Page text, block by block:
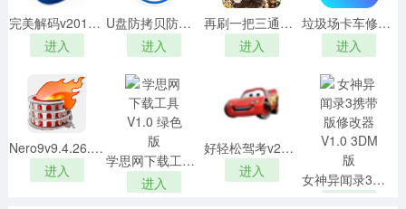
1.通过检查支持下载Fastboot ROM。然后立即提取以获得
支持的格式
Flash
3.然后，解压缩包并单击exe file进行安装
4.转到应用程序的界面并继续“浏览”
5.附加下载的ROM文件
6.关闭智能设备，只需按住音量和电源键，即可将设备切
完美解码v20191016最新去广告纯净版
进入
U盘防拷贝防复制系统绿色破解版 v5.78(永久免费使用)
进入
再刷一把三通存档 V1.0 免费版
进入
垃圾场卡车修改器 V1.0 ColonelRVH版
进入
Nero9v9.4.26.2中文破解版
进入
学思网下载工具 V1.0 绿色版
进入
好轻松驾考v2020.1官方版
进入
女神异闻录3携带版修改器 V1.0 3DM版